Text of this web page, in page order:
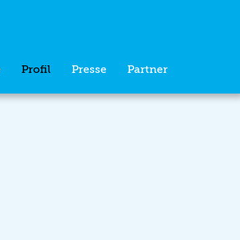
Profil Presse Partner